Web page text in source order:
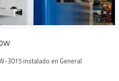
3015 instalado en General